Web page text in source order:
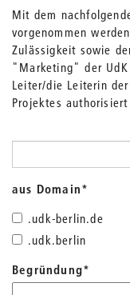
Mit dem
vorgenommen
Zulässigkeit sowie
"Marketing" der
Leiter/die Leiterin
Projektes
aus Domain*
.udk-berlin.de
.udk.berlin
Begründung*